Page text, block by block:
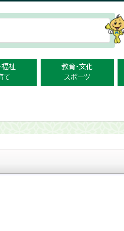
福祉
て
教育・文化
スポーツ